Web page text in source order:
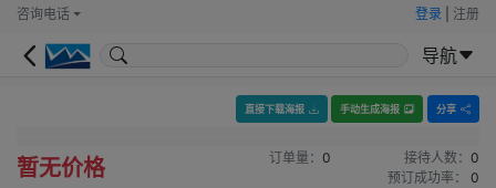
咨询电话 登录 注册
导航
直接下载海报 手动生成海报 分享
暂无价格 订单量： 0 接待人数： 0
预订成功率：
0